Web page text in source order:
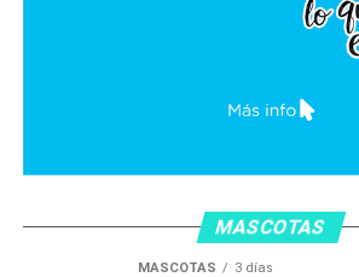
MASCOTAS
MASCOTAS 3 días